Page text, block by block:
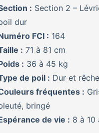
: Section 2 –
dur
FCI : 164
: 71 à 81 cm
: 36 à 45 kg
de poil : Dur et rêche
fréquentes :
bringé
de vie : 8 à 10